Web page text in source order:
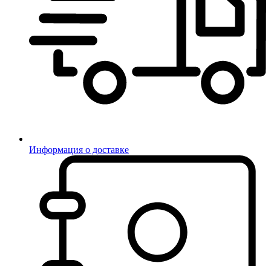
Информация о доставке